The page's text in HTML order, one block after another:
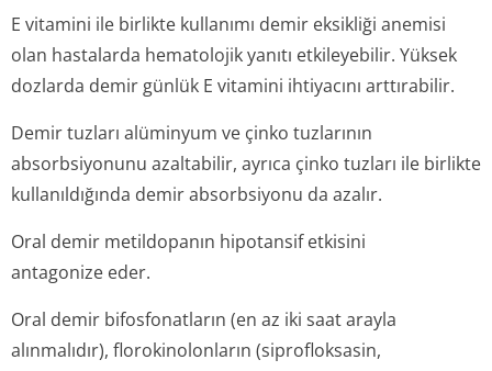
E vitamini ile birlikte kullanımı demir eksikliği anemisi
olan hastalarda hematolojik yanıtı etkileyebilir. Yüksek
dozlarda demir günlük E vitamini ihtiyacını arttırabilir.
Demir tuzları alüminyum ve çinko tuzlarının
absorbsiyonunu azaltabilir, ayrıca çinko tuzları ile birlikte
kullanıldığında demir absorbsiyonu da azalır.
Oral demir metildopanın hipotansif etkisini
antagonize eder.
Oral demir bifosfonatların (en az iki saat arayla
alınmalıdır), florokinolonların (siprofloksasin,